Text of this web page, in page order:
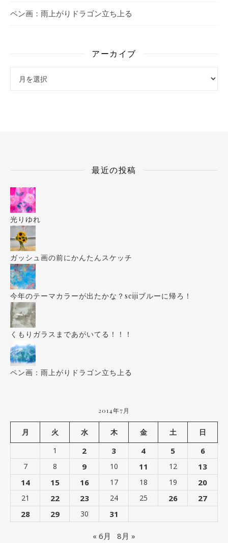
ペン画：雨上がりドラゴン立ち上る
アーカイブ
最近の投稿
光りゆれ
ガッシュ画の前にかんたんスケッチ
今年のテーマカラーが出たかな？seijiブルーに帰ろ！
くもりガラスまであがいてる！！！
ペン画：雨上がりドラゴン立ち上る
2014年7月
月 火 水 木 金 土
日
1
2 3 4 5 6
7 8 9 10 11 12
13
14
15 16 17 18 19 20
21 22 23 24 25 26
27
28
29 30 31
« 6月 8月 »